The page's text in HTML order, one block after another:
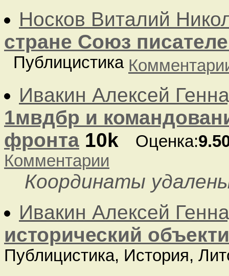
Носков Виталий
стране Союз
Публицистика
Ивакин Алексей
1мвдбр и
фронта 10k Оценка:
Комментарии
Координаты
Ивакин Алексей
исторический
Публицистика, История,